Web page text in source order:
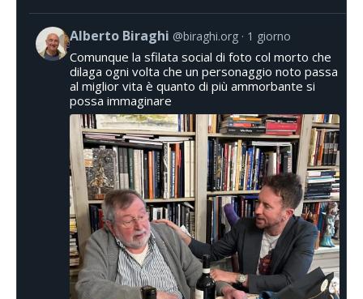
Alberto Biraghi @biraghi.org 1 giorno
Comunque la sfilata social di foto col morto che
dilaga ogni volta che un personaggio noto passa
al miglior vita è quanto di più ammorbante si
possa immaginare